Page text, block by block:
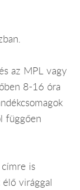
az MPL vagy
8-16 óra
függően
is
virággal